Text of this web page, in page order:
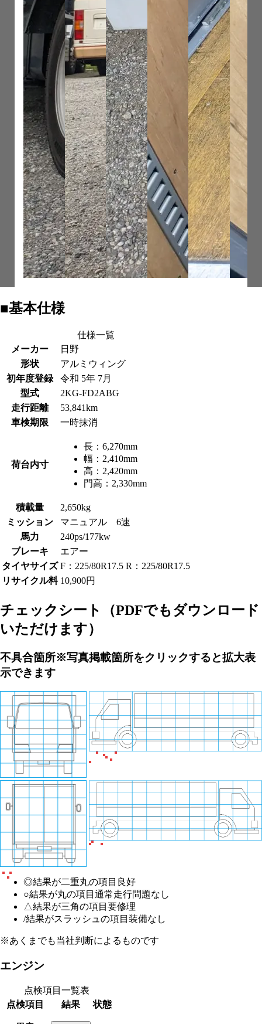
■基本仕様
仕様一覧
メーカー
日野
形状
アルミウィング
初年度登録
令和 5年 7月
型式
2KG-FD2ABG
走行距離
53,841km
車検期限
一時抹消
荷台内寸
長： 6,270mm
幅： 2,410mm
高： 2,420mm
門高： 2,330mm
積載量
2,650kg
ミッション
マニュアル 6速
馬力
240ps/177kw
ブレーキ
エアー
タイヤサイズ F：225/80R17.5 R：225/80R17.5
リサイクル料 10,900円
チェックシート
（PDFでもダウンロード
いただけます）
不具合箇所※写真掲載箇所をクリックすると拡大表
示できます
◎結果が二重丸の項目 良好
○結果が丸の項目 通常走行問題なし
△結果が三角の項目 要修理
/結果がスラッシュの項目 装備なし
※あくまでも当社判断によるものです
エンジン
点検項目一覧表
点検項目
結果 状態